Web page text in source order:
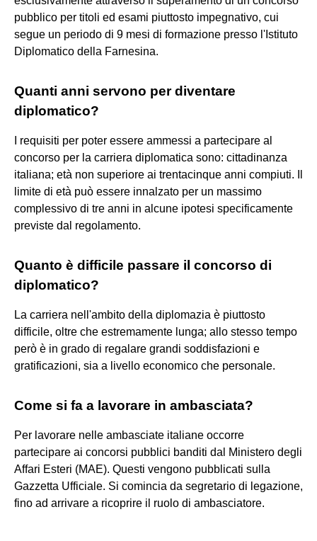
pubblico per titoli ed esami piuttosto impegnativo, cui
segue un periodo di 9 mesi di formazione presso l'Istituto
Diplomatico della Farnesina.
Quanti anni servono per diventare
diplomatico?
I requisiti per poter essere ammessi a partecipare al
concorso per la carriera diplomatica sono: cittadinanza
italiana; età non superiore ai trentacinque anni compiuti. Il
limite di età può essere innalzato per un massimo
complessivo di tre anni in alcune ipotesi specificamente
previste dal regolamento.
Quanto è difficile passare il concorso di
diplomatico?
La carriera nell'ambito della diplomazia è piuttosto
difficile, oltre che estremamente lunga; allo stesso tempo
però è in grado di regalare grandi soddisfazioni e
gratificazioni, sia a livello economico che personale.
Come si fa a lavorare in ambasciata?
Per lavorare nelle ambasciate italiane occorre
partecipare ai concorsi pubblici banditi dal Ministero degli
Affari Esteri (MAE). Questi vengono pubblicati sulla
Gazzetta Ufficiale. Si comincia da segretario di legazione,
fino ad arrivare a ricoprire il ruolo di ambasciatore.